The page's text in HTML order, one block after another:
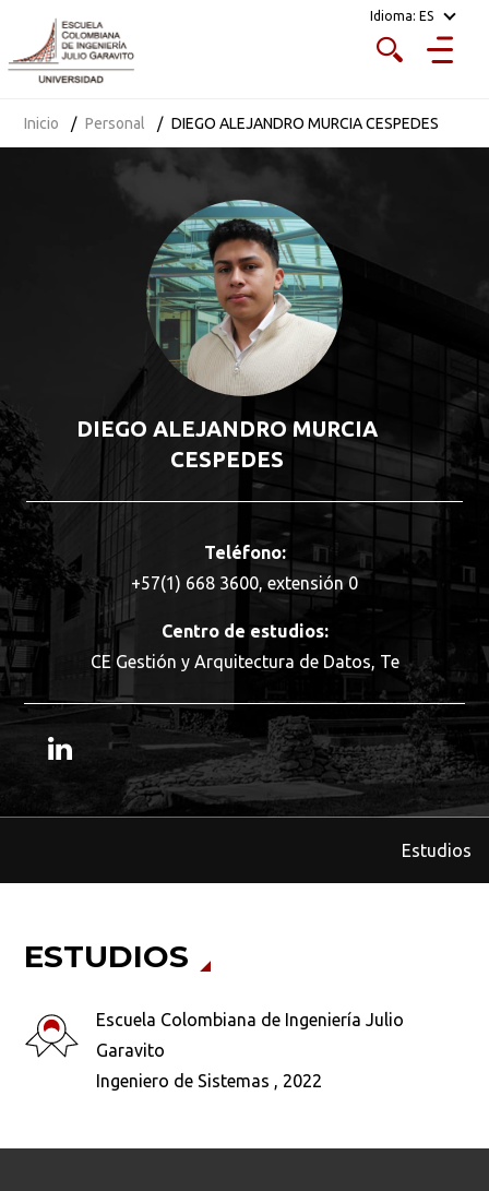
Idioma: ES
Inicio Personal DIEGO ALEJANDRO MURCIA CESPEDES
DIEGO ALEJANDRO MURCIA
CESPEDES
Teléfono:
+57(1) 668 3600, extensión 0
Centro de estudios:
CE Gestión y Arquitectura de Datos, Te
Estudios
ESTUDIOS
Escuela Colombiana de Ingeniería Julio
Garavito
Ingeniero de Sistemas , 2022
Busca en la escuela
¿Qué buscas?